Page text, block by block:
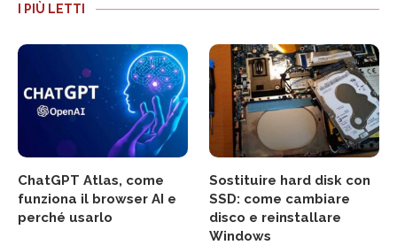
I PIÙ LETTI
ChatGPT Atlas, come
funziona il browser AI e
perché usarlo
Sostituire hard disk con
SSD: come cambiare
disco e reinstallare
Windows